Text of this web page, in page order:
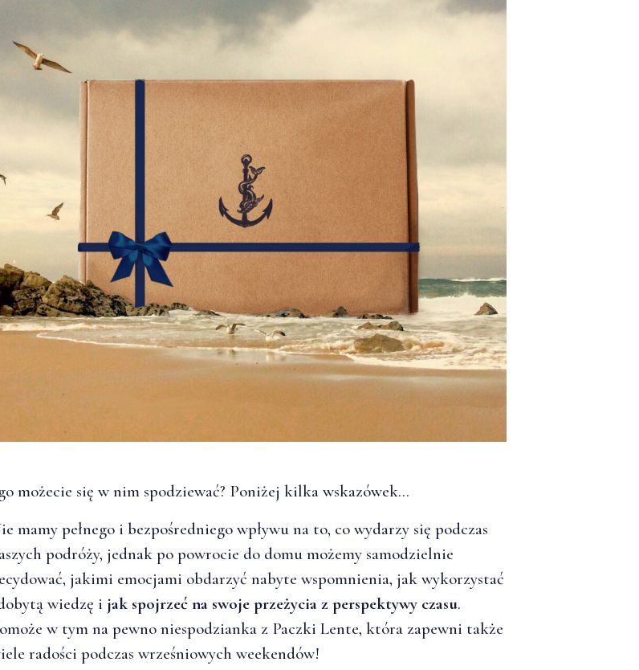
możecie się w nim spodziewać? Poniżej kilka wskazówek…
mamy pełnego i bezpośredniego wpływu na to, co wydarzy się podczas
podróży, jednak po powrocie do domu możemy samodzielnie
jakimi emocjami obdarzyć nabyte wspomnienia, jak wykorzystać
wiedzę i jak spojrzeć na swoje przeżycia z perspektywy czasu.
w tym na pewno niespodzianka z Paczki Lente, która zapewni także
radości podczas wrześniowych weekendów!